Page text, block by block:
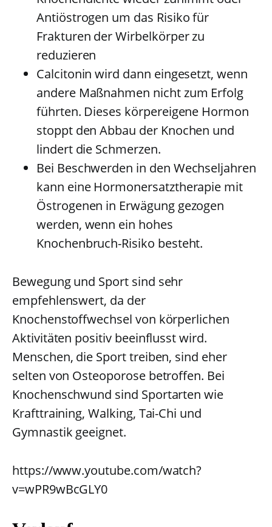
Antiöstrogen um das Risiko für
Frakturen der Wirbelkörper zu
reduzieren
Calcitonin wird dann eingesetzt, wenn
andere Maßnahmen nicht zum Erfolg
führten. Dieses körpereigene Hormon
stoppt den Abbau der Knochen und
lindert die Schmerzen.
Bei Beschwerden in den Wechseljahren
kann eine Hormonersatztherapie mit
Östrogenen in Erwägung gezogen
werden, wenn ein hohes
Knochenbruch-Risiko besteht.
Bewegung und Sport sind sehr
empfehlenswert, da der
Knochenstoffwechsel von körperlichen
Aktivitäten positiv beeinflusst wird.
Menschen, die Sport treiben, sind eher
selten von Osteoporose betroffen. Bei
Knochenschwund sind Sportarten wie
Krafttraining, Walking, Tai-Chi und
Gymnastik geeignet.
https://www.youtube.com/watch?
v=wPR9wBcGLY0